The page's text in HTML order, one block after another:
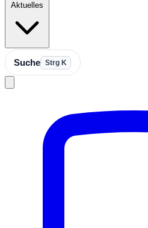
Aktuelles
Suche Strg K